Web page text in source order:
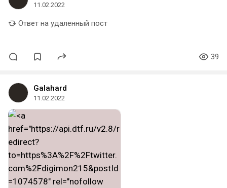
11.02.2022
Ответ на удаленный пост
39
Galahard
11.02.2022